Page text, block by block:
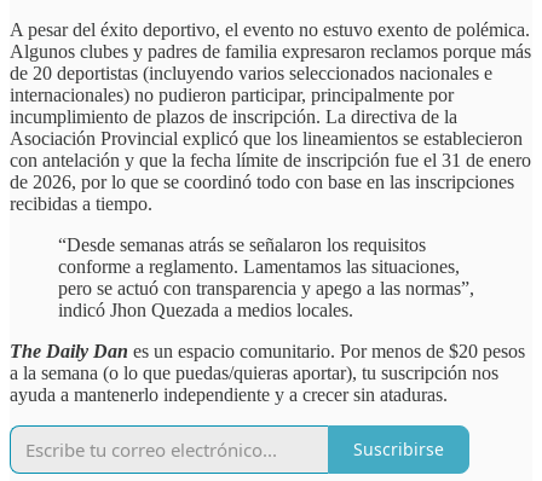
A pesar del éxito deportivo, el evento no estuvo exento de polémica.
Algunos clubes y padres de familia expresaron reclamos porque más
de 20 deportistas (incluyendo varios seleccionados nacionales e
internacionales) no pudieron participar, principalmente por
incumplimiento de plazos de inscripción. La directiva de la
Asociación Provincial explicó que los lineamientos se establecieron
con antelación y que la fecha límite de inscripción fue el 31 de enero
de 2026, por lo que se coordinó todo con base en las inscripciones
recibidas a tiempo.
“Desde semanas atrás se señalaron los requisitos
conforme a reglamento. Lamentamos las situaciones,
pero se actuó con transparencia y apego a las normas”,
indicó Jhon Quezada a medios locales.
The Daily Dan es un espacio comunitario. Por menos de $20 pesos
a la semana (o lo que puedas/quieras aportar), tu suscripción nos
ayuda a mantenerlo independiente y a crecer sin ataduras.
Suscribirse